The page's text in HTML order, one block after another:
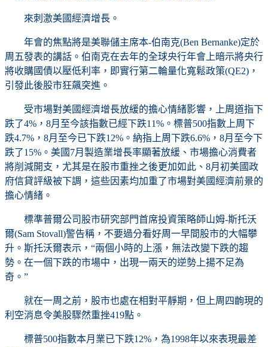
來刺激美國經濟增長。
年會的焦點將是美聯儲主席本-伯南克(Ben Bernanke)定於
周五發表的講話。伯南克在去年的全球央行年會上暗示將央行
將收購國債以壓低利率，即實行第二輪量化寬鬆政策(QE2)，
引發此後股市狂飆突進。
受市場對美國經濟增長放緩的擔心情緒影響，上周道指下
跌了4%，8月至今該指數已經下跌11%。標普500指數上周下
跌4.7%，8月至今已下跌12%。納指上周下跌6.6%，8月至今下
跌了15%。美國7月製造業增長率顯著放緩、市場擔心消費者
將削減開支，尤其是在股市重挫之後更加如此、8月初美國政
府信貸評級被下調，這些因素均加重了市場對美國經濟前景的
擔心情緒。
標準普爾公司股市研究部門首席投資策略師山姆-斯托沃
爾(Sam Stovall)警告稱，不要過分看好周一早間股市的大幅攀
升。斯托沃爾表示，“兩個小時的上漲，無法改變下跌的趨
勢。在一個下跌的市場中，出現一兩天的逆勢上揚不足為
奇。”
就在一周之前，股市也處在相對平靜期，但上周四齣現的
利空消息令美股驟然重挫419點。
標普500指數本月業已下跌12%，為1998年以來表現最差